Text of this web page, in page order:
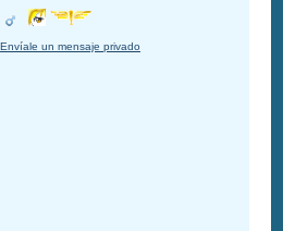
Envíale un mensaje privado